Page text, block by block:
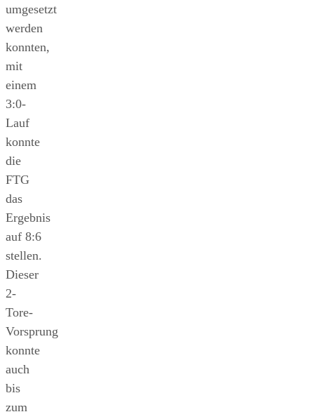
umgesetzt
werden
konnten,
mit
einem
3:0-
Lauf
konnte
die
FTG
das
Ergebnis
auf 8:6
stellen.
Dieser
2-
Tore-
Vorsprung
konnte
auch
bis
zum